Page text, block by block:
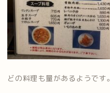
どの料理も量があるようです。